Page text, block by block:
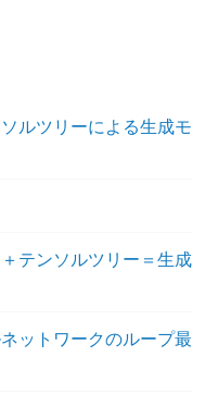
ルツリーによる生成モ
テンソルツリー＝生成
ットワークのループ最